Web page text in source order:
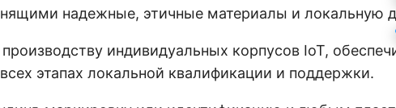
надежные, этичные материалы и локальную
индивидуальных корпусов IoT,
этапах локальной квалификации и поддержки.